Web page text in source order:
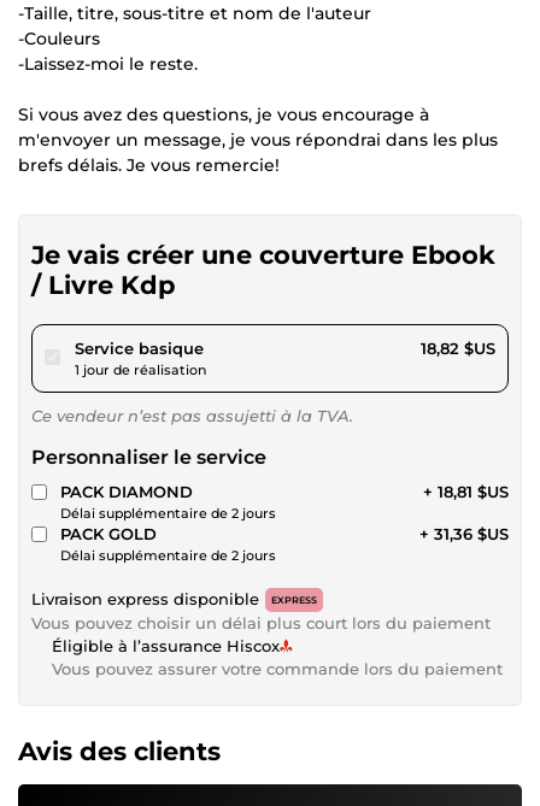
-Taille, titre, sous-titre et nom de l'auteur
-Couleurs
-Laissez-moi le reste.
Si vous avez des questions, je vous encourage à
m'envoyer un message, je vous répondrai dans les plus
brefs délais. Je vous remercie!
Je vais créer une couverture Ebook
/ Livre Kdp
Service basiquepour 17,34 $US
1 jour de réalisation
18,82 $US
Ce vendeur n’est pas assujetti à la TVA.
Personnaliser le service
PACK DIAMOND
Délai supplémentaire de 2 jours
+ 18,81 $US
PACK GOLD
Délai supplémentaire de 2 jours
+ 31,36 $US
Livraison express disponible EXPRESS
Vous pouvez choisir un délai plus court lors du paiement
Éligible à l’assurance Hiscox
Vous pouvez assurer votre commande lors du paiement
Avis des clients